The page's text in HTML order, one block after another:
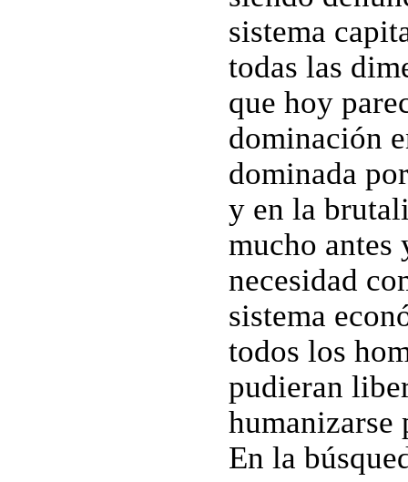
sistema
todas las
que hoy
dominación
dominada
y en la
mucho antes
necesidad
sistema
todos los
pudieran
humanizarse
En la